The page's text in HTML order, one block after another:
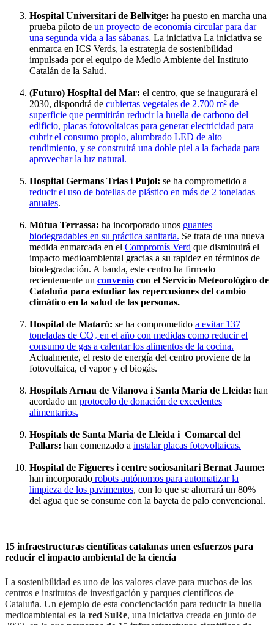
Hospital Universitari de Bellvitge: ha puesto en marcha una
prueba piloto de un proyecto de economía circular para dar
una segunda vida a las sábanas. La iniciativa La iniciativa se
enmarca en ICS Verds, la estrategia de sostenibilidad
impulsada por el equipo de Medio Ambiente del Instituto
Catalán de la Salud.
(Futuro) Hospital del Mar: el centro, que se inaugurará el
2030, dispondrá de cubiertas vegetales de 2.700 m² de
superficie que permitirán reducir la huella de carbono del
edificio, placas fotovoltaicas para generar electricidad para
cubrir el consumo propio, alumbrado LED de alto
rendimiento, y se construirá una doble piel a la fachada para
aprovechar la luz natural.
Hospital Germans Trias i Pujol: se ha comprometido a
reducir el uso de botellas de plástico en más de 2 toneladas
anuales.
Mútua Terrassa: ha incorporado unos guantes
biodegradables en su práctica sanitaria. Se trata de una nueva
medida enmarcada en el Compromís Verd que disminuirá el
impacto medioambiental gracias a su rapidez en términos de
biodegradación. A banda, este centro ha firmado
recientemente un convenio con el Servicio Meteorológico de
Cataluña para estudiar las repercusiones del cambio
climático en la salud de las personas.
Hospital de Mataró: se ha comprometido a evitar 137
toneladas de CO₂ en el año con medidas como reducir el
consumo de gas a calentar los alimentos de la cocina.
Actualmente, el resto de energía del centro proviene de la
fotovoltaica, el vapor y el biogás.
Hospitals Arnau de Vilanova i Santa Maria de Lleida: han
acordado un protocolo de donación de excedentes
alimentarios.
Hospitals de Santa Maria de Lleida i Comarcal del
Pallars: han comenzado a instalar placas fotovoltaicas.
Hospital de Figueres i centre sociosanitari Bernat Jaume:
han incorporado robots autónomos para automatizar la
limpieza de los pavimentos, con lo que se ahorrará un 80%
del agua que se consume con la bayeta de palo convencional.
15 infraestructuras científicas catalanas unen esfuerzos para
reducir el impacto ambiental de la ciencia
La sostenibilidad es uno de los valores clave para muchos de los
centros e institutos de investigación y parques científicos de
Cataluña. Un ejemplo de esta concienciación para reducir la huella
medioambiental es la red SuRe, una iniciativa creada en junio de